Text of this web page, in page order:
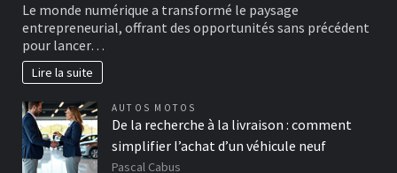
Le monde numérique a transformé le paysage
entrepreneurial, offrant des opportunités sans précédent
pour lancer…
Lire la suite
AUTOS MOTOS
De la recherche à la livraison : comment
simplifier l’achat d’un véhicule neuf
Pascal Cabus